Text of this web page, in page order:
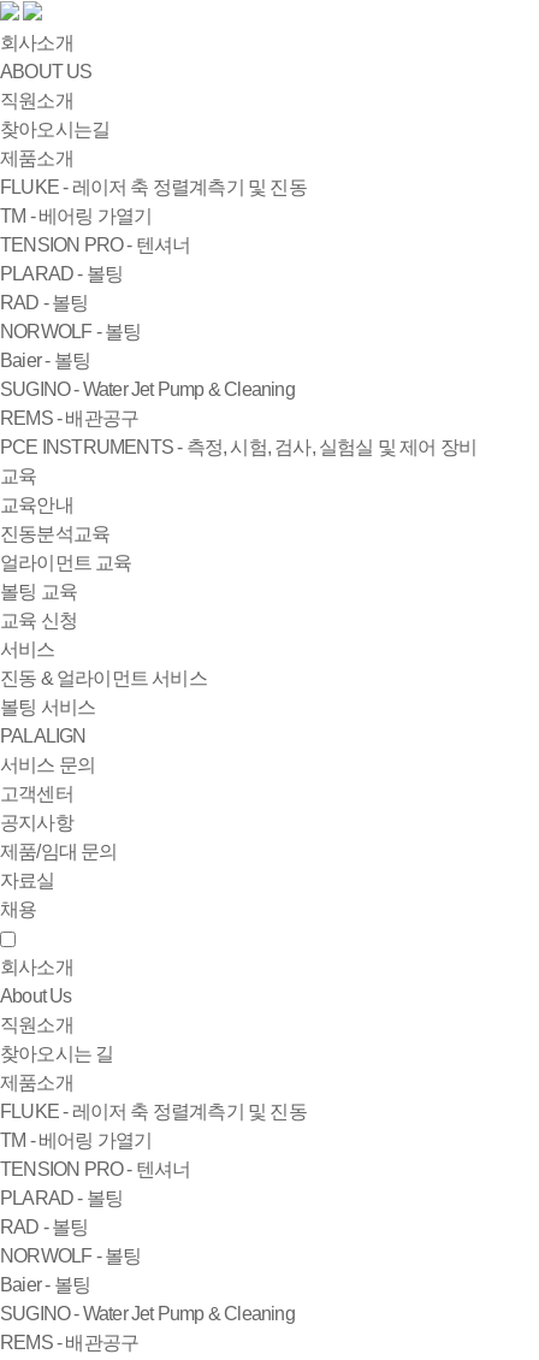
회사소개
ABOUT US
직원소개
찾아오시는길
제품소개
FLUKE - 레이저 축 정렬계측기 및 진동
TM - 베어링 가열기
TENSION PRO - 텐셔너
PLARAD - 볼팅
RAD - 볼팅
NORWOLF - 볼팅
Baier - 볼팅
SUGINO - Water Jet Pump & Cleaning
REMS - 배관공구
PCE INSTRUMENTS - 측정, 시험, 검사, 실험실 및 제어 장비
교육
교육안내
진동분석교육
얼라이먼트 교육
볼팅 교육
교육 신청
서비스
진동 & 얼라이먼트 서비스
볼팅 서비스
PALALIGN
서비스 문의
고객센터
공지사항
제품/임대 문의
자료실
채용
회사소개
About Us
직원소개
찾아오시는 길
제품소개
FLUKE - 레이저 축 정렬계측기 및 진동
TM - 베어링 가열기
TENSION PRO - 텐셔너
PLARAD - 볼팅
RAD - 볼팅
NORWOLF - 볼팅
Baier - 볼팅
SUGINO - Water Jet Pump & Cleaning
REMS - 배관공구